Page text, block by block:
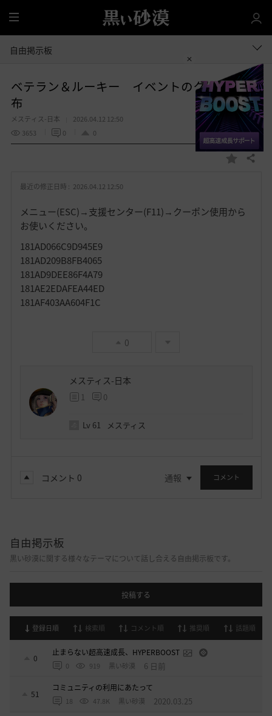
全
体
自由掲示板
ベテラン＆ルーキー イベントのクーポン配
布
メスティス-日本
2026.04.12 12:50
3653
0 0
お
入
り
共有する
最近の修正日時 : 2026.04.12 12:50
メニュー(ESC)→支援センター(F11)→クーポン使用から
お使いください。
181AD066C9D945E9
181AD209B8FB4065
181AD9DEE86F4A79
181AE2EDAFEA44ED
181AF403AA604F1C
0
メスティス-日本
1 0
Lv 61 メスティス
コメント 0 通報 コメント
自由掲示板
黒い砂漠に関する様々なテーマについて話し合える自由掲示板です。
投稿する
登録日順 検索順 コメント順 推奨順 話題順
0
止まらない超高速成長、HYPERBOOST
0 919 黒い砂漠 6 日前
51
コミュニティの利用にあたって
18 47.8K 黒い砂漠 2020.03.25